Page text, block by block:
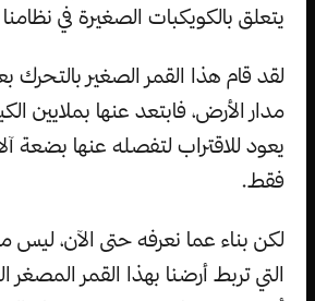
يتعلق بالكويكبات الصغيرة في
لقد قام هذا القمر الصغير بالتحرك
مدار الأرض، فابتعد عنها بملايين
يعود للاقتراب لتفصله عنها بضعة
فقط.
لكن بناء عما نعرفه حتى الآن، ليس
التي تربط أرضنا بهذا القمر